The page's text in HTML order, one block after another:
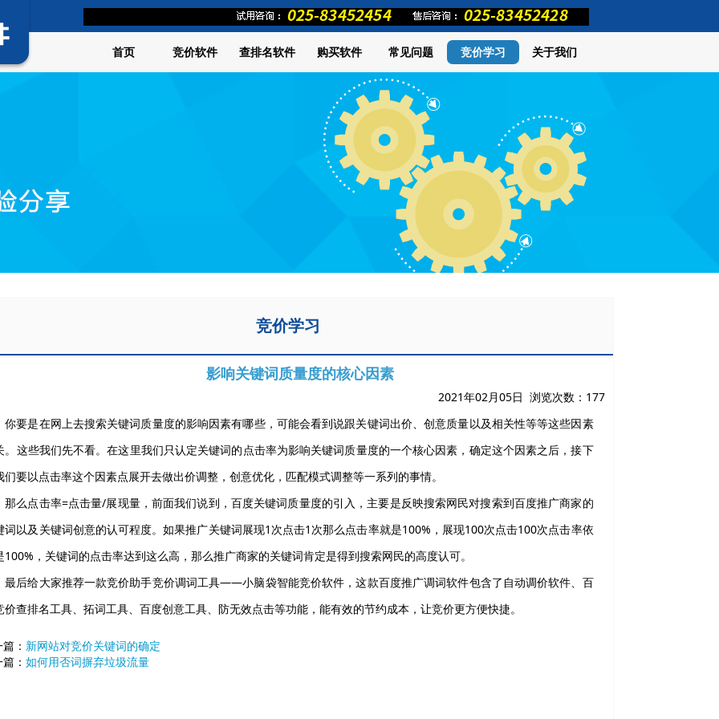
首页 竞价软件 查排名软件 购买软件 常见问题 竞价学习 关于我们
竞价学习
影响关键词质量度的核心因素
2021年02月05日 浏览次数： 177
你要是在网上去搜索关键词质量度的影响因素有哪些，可能会看到说跟关键词出价、创意质量以及相关性等等这些因素
。这些我们先不看。在这里我们只认定关键词的点击率为影响关键词质量度的一个核心因素，确定这个因素之后，接下
们要以点击率这个因素点展开去做出价调整，创意优化，匹配模式调整等一系列的事情。
那么点击率=点击量/展现量，前面我们说到，百度关键词质量度的引入，主要是反映搜索网民对搜索到百度推广商家的
词以及关键词创意的认可程度。如果推广关键词展现1次点击1次那么点击率就是100%，展现100次点击100次点击率依
100%，关键词的点击率达到这么高，那么推广商家的关键词肯定是得到搜索网民的高度认可。
最后给大家推荐一款竞价助手竞价调词工具——小脑袋智能竞价软件，这款百度推广调词软件包含了自动调价软件、百
价查排名工具、拓词工具、百度创意工具、防无效点击等功能，能有效的节约成本，让竞价更方便快捷。
： 新网站对竞价关键词的确定
： 如何用否词摒弃垃圾流量